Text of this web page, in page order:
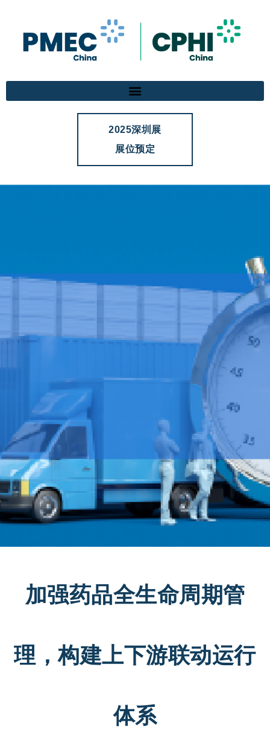
2025深圳展
展位预定
加强药品全生命周期管
理，构建上下游联动运行
体系